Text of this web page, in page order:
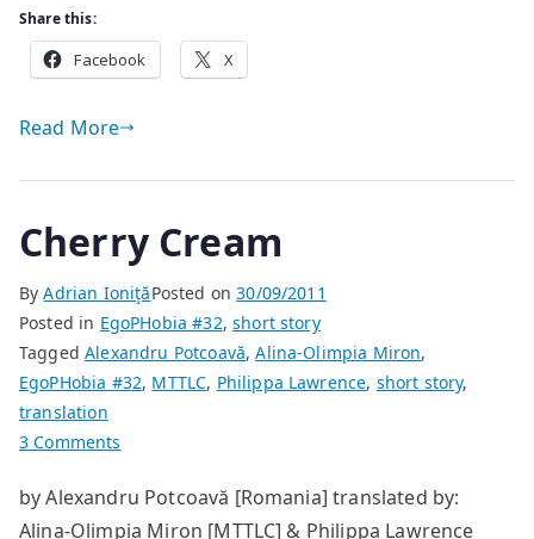
Share this:
Facebook X
Read More
Cherry Cream
ByAdrian IoniţăPosted on30/09/2011
Posted in EgoPHobia #32,short story
TaggedAlexandru Potcoavă,Alina-Olimpia Miron,
EgoPHobia #32, MTTLC, Philippa Lawrence, short story,
translation
3 Comments
Cream
by Alexandru Potcoavă [Romania] translated by:
Alina-Olimpia Miron [MTTLC] & Philippa Lawrence